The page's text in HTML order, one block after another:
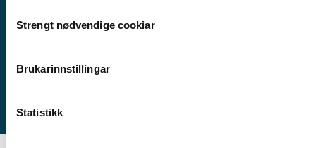
Selection
Strengt nødvendige cookiar
Brukarinnstillingar
Statistikk
Bergen